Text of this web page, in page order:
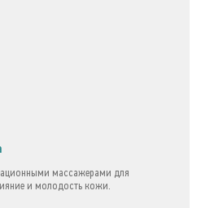
массажерами для
и молодость кожи.